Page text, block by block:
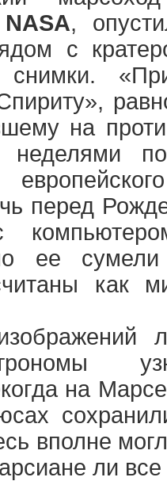
NASA,
с
снимки.
на
неделями
перед
ее сумели
как
на
вполне
ли